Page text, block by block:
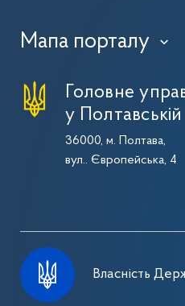
Мапа порталу ›
Головне
у Полтавській
36000, м. Полтава,
вул.. Європейська, 4
Власність